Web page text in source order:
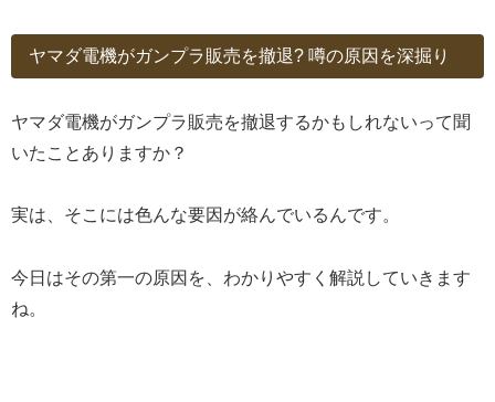
ヤマダ電機がガンプラ販売を撤退? 噂の原因を深掘り
ヤマダ電機がガンプラ販売を撤退するかもしれないって聞
いたことありますか？
実は、そこには色んな要因が絡んでいるんです。
今日はその第一の原因を、わかりやすく解説していきます
ね。